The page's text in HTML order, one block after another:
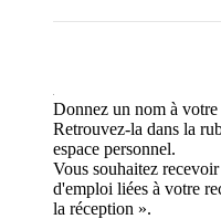
Donnez un nom à votre
Retrouvez-la dans la
espace personnel.
Vous souhaitez
d'emploi liées à votre
la réception ».